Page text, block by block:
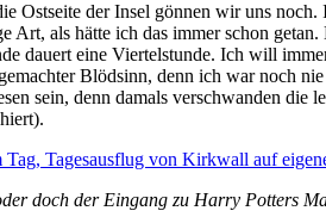
Ostseite der Insel gönnen wir uns
Art, als hätte ich das immer schon
dauert eine Viertelstunde. Ich will
Blödsinn, denn ich war noch
sein, denn damals verschwanden die
doch der Eingang zu Harry Potters